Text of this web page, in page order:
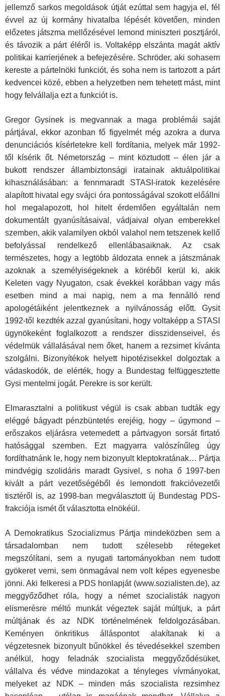
jellemző sarkos megoldások útját ezúttal sem hagyja el, fél
évvel az új kormány hivatalba lépését követően, minden
előzetes játszma mellőzésével lemond miniszteri posztjáról,
és távozik a párt éléről is. Voltaképp elszánta magát aktív
politikai karrierjének a befejezésére. Schröder, aki sohasem
kereste a pártelnöki funkciót, és soha nem is tartozott a párt
kedvencei közé, ebben a helyzetben nem tehetett mást, mint
hogy felvállalja ezt a funkciót is.
Gregor Gysinek is megvannak a maga problémái saját
pártjával, ekkor azonban fő figyelmét még azokra a durva
denunciációs kísérletekre kell fordítania, melyek már 1992-
től kísérik őt. Németország – mint köztudott – élen jár a
bukott rendszer állambiztonsági iratainak aktuálpolitikai
kihasználásában: a fennmaradt STASI-iratok kezelésére
alapított hivatal egy svájci óra pontosságával szokott előállni
hol megalapozott, hol hitelt érdemlően egyáltalán nem
dokumentált gyanúsításaival, vádjaival olyan emberekkel
szemben, akik valamilyen okból valahol nem tetszenek kellő
befolyással rendelkező ellenlábasaiknak. Az csak
természetes, hogy a legtöbb áldozata ennek a játszmának
azoknak a személyiségeknek a köréből kerül ki, akik
Keleten vagy Nyugaton, csak évekkel korábban vagy más
esetben mind a mai napig, nem a ma fennálló rend
apologétáiként jelentkeznek a nyilvánosság előtt. Gysit
1992-től kezdték azzal gyanúsítani, hogy voltaképp a STASI
ügynökeként foglalkozott a rendszer disszidenseivel, és
védelmük vállalásával nem őket, hanem a rezsimet kívánta
szolgálni. Bizonyítékok helyett hipotézisekkel dolgoztak a
vádaskodók, de elérték, hogy a Bundestag felfüggesztette
Gysi mentelmi jogát. Perekre is sor került.
Elmarasztalni a politikust végül is csak abban tudták egy
eléggé bágyadt pénzbüntetés erejéig, hogy – úgymond –
erőszakos eljárásra vetemedett a pártvagyon sorsát firtató
hatósággal szemben. Ezt magyarra valószínűleg úgy
fordíthatnánk le, hogy nem bizonyult kleptokratának… Pártja
mindvégig szolidáris maradt Gysivel, s noha ő 1997-ben
kivált a párt vezetőségéből és lemondott frakcióvezetői
tisztéről is, az 1998-ban megválasztott új Bundestag PDS-
frakciója ismét őt választotta elnökéül.
A Demokratikus Szocializmus Pártja mindeközben sem a
társadalomban nem tudott szélesebb rétegeket
megszólítani, sem a nyugati tartományokban nem tudott
gyökeret verni, sem önmagával nem volt képes egyenesbe
jönni. Aki felkeresi a PDS honlapját (www.sozialisten.de), az
meggyőződhet róla, hogy a német szocialisták nagyon
elismerésre méltó munkát végeztek saját múltjuk, a párt
múltjának és az NDK történelmének feldolgozásában.
Keményen önkritikus álláspontot alakítanak ki a
végzetesnek bizonyult bűnökkel és tévedésekkel szemben
anélkül, hogy feladnák szocialista meggyőződésüket,
vállalva és védve mindazokat a tényleges vívmányokat,
melyeket az NDK – minden más szocialista rezsimhez